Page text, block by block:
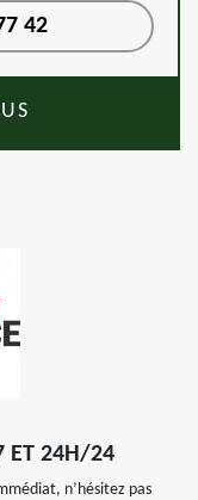
42
ET 24H/24
n’hésitez pas